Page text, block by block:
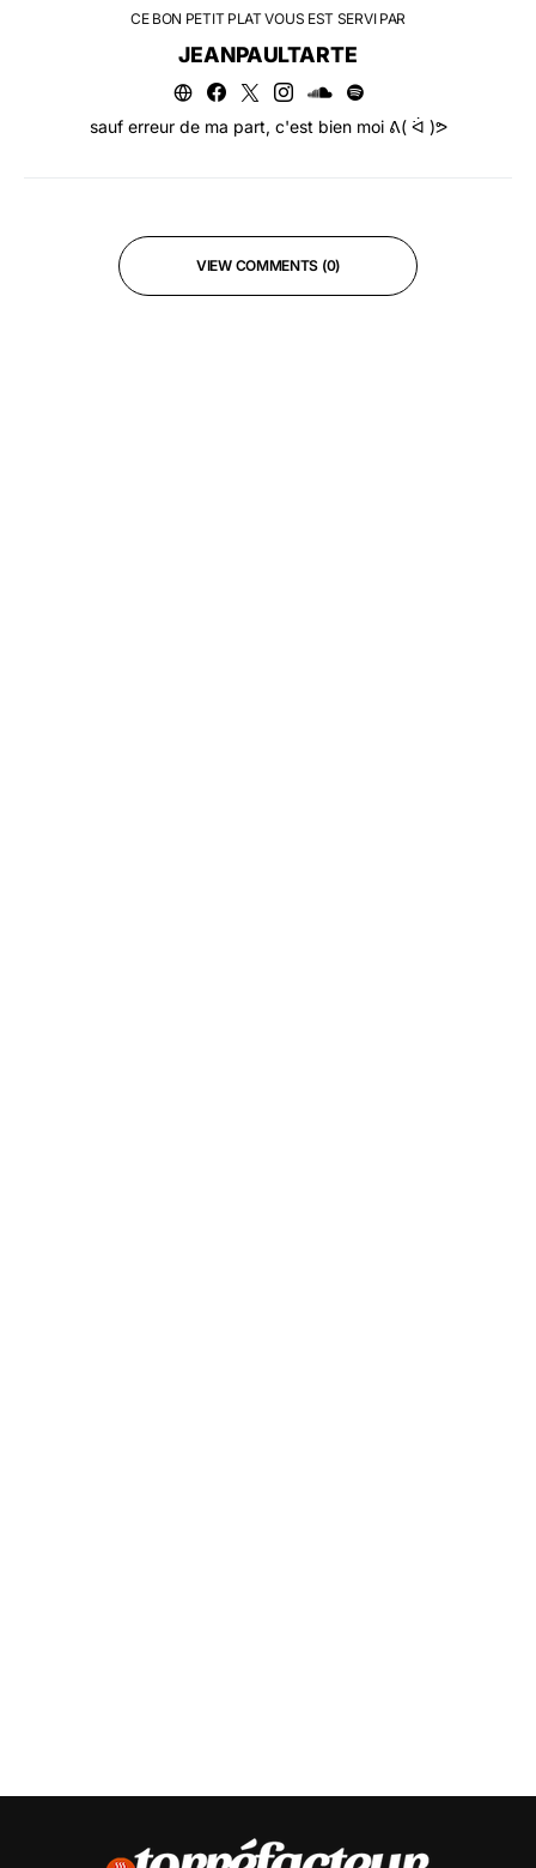
CE BON PETIT PLAT VOUS EST SERVI PAR
JEANPAULTARTE
sauf erreur de ma part, c'est bien moi ᕕ( ᐛ )ᕗ
VIEW COMMENTS (0)